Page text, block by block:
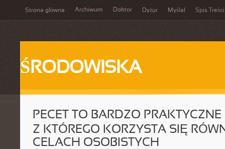
Strona główna Archiwum Doktor Dyżur Myślał Spis Treści
ŚRODOWISKA
PECET TO BARDZO
Z KTÓREGO KORZYSTA SIĘ
CELACH OSOBISTYCH